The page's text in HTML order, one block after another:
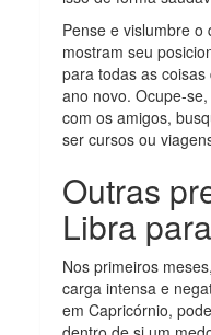
Pense e vislumbre
mostram seu
para todas as
ano novo. Ocupe-
com os amigos,
ser cursos ou
Outras
Libra
Nos primeiros
carga intensa e
em Capricórnio,